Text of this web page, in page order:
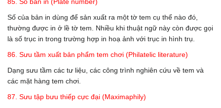
Số của bản in dùng để sản xuất ra một tờ tem cụ thể nào đó,
thường được in ở lề tờ tem. Nhiều khi thuật ngữ này còn được gọi
là số trục in trong trường hợp in hoạ ảnh với trục in hình trụ.
86. Sưu tầm xuất bản phẩm tem chơi (Philatelic literature)
Dạng sưu tầm các tư liệu, các công trình nghiên cứu về tem và
các mặt hàng tem chơi.
87. Sưu tập bưu thiếp cực đại (Maximaphily)